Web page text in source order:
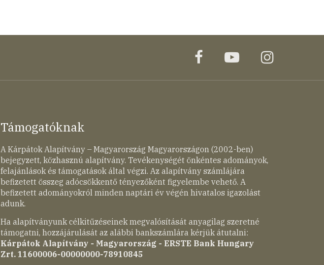
facebookyoutube
Támogatóknak
A Kárpátok Alapítvány – Magyarország Magyarországon (2002-ben)
bejegyzett, közhasznú alapítvány. Tevékenységét önkéntes adományok,
felajánlások és támogatások által végzi. Az alapítvány számlájára
befizetett összeg adócsökkentő tényezőként figyelembe vehető. A
befizetett adományokról minden naptári év végén hivatalos igazolást
adunk.
Ha alapítványunk célkitűzéseinek megvalósítását anyagilag szeretné
támogatni, hozzájárulását az alábbi bankszámlára kérjük átutalni:
Kárpátok Alapítvány - Magyarország - ERSTE Bank Hungary
Zrt. 11600006-00000000-78910845